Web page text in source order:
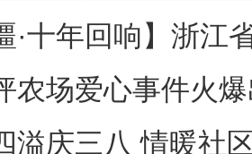
·十年回响】浙江
农场爱心事件火
经
溢庆三八 情暖社